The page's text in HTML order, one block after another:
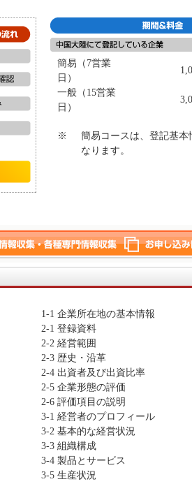
簡易（7営業
日）
一般（15営業
日）
※
簡易コースは、登記基本
なります。
1-1 企業所在地の基本情報
2-1 登録資料
2-2 経営範囲
2-3 歴史・沿革
2-4 出資者及び出資比率
2-5 企業形態の評価
2-6 評価項目の説明
3-1 経営者のプロフィール
3-2 基本的な経営状況
3-3 組織構成
3-4 製品とサービス
3-5 生産状況